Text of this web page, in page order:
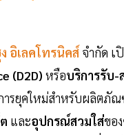
อิเลคโทรนิคส์ จำกัด เ
(D2D) หรือบริการรับ-
ารยุคใหม่สำหรับผลิตภั
และอุปกรณ์สวมใส่ของ